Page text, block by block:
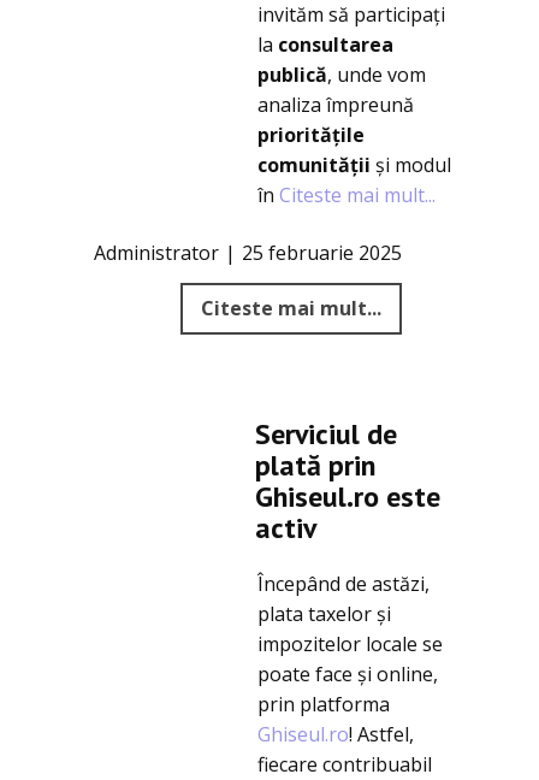
invităm să participați
la consultarea
publică, unde vom
analiza împreună
prioritățile
comunității și modul
în Citeste mai mult...
Administrator 25 februarie 2025
Citeste mai mult...
Serviciul de
plată prin
Ghiseul.ro este
activ
Începând de astăzi,
plata taxelor și
impozitelor locale se
poate face și online,
prin platforma
Ghiseul.ro! Astfel,
fiecare contribuabil